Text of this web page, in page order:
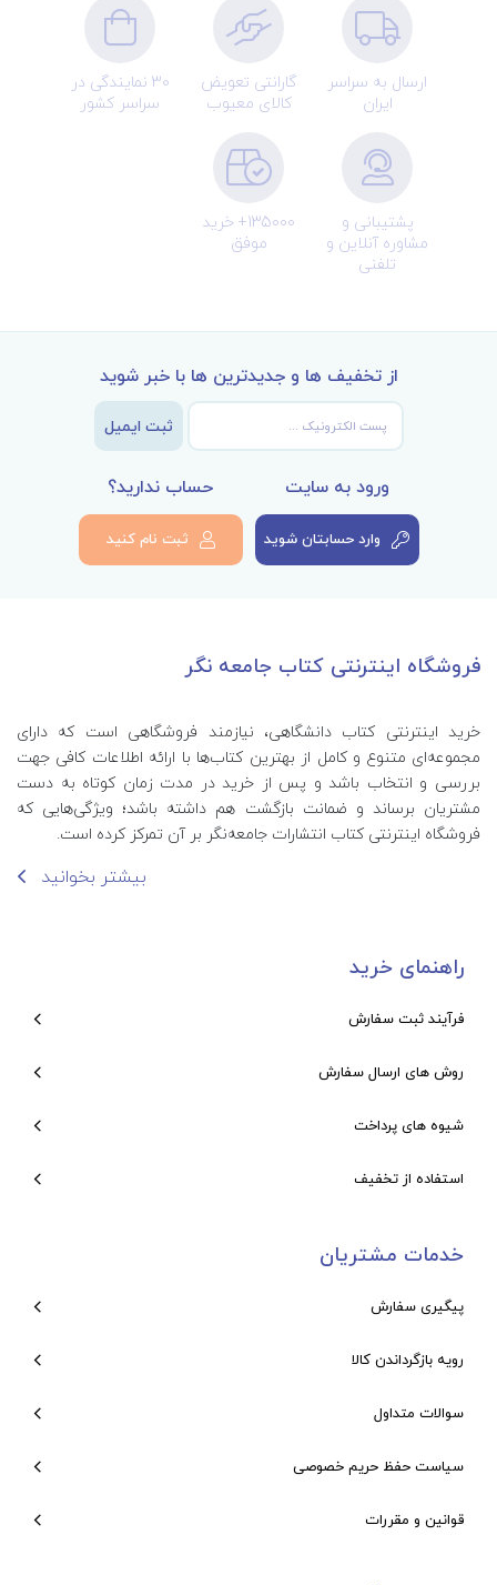
ارسال به سراسر
ایران
گارانتی تعویض
کالای معیوب
30 نمایندگی در
سراسر کشور
پشتیبانی و
مشاوره آنلاین و
تلفنی
135000+ خرید
موفق
از تخفیف ها و جدیدترین ها با خبر شوید
ثبت ایمیل
ورود به سایت
وارد حسابتان شوید
حساب ندارید؟
ثبت نام کنید
فروشگاه اینترنتی کتاب جامعه نگر
خرید اینترنتی کتاب‌ دانشگاهی، نیازمند فروشگاهی است که دارای
مجموعه‌ای متنوع و کامل از بهترین کتاب‌ها با ارائه اطلاعات کافی جهت
بررسی و انتخاب باشد و پس از خرید در مدت زمان کوتاه به دست
مشتریان برساند و ضمانت بازگشت هم داشته باشد؛ ویژگی‌هایی که
فروشگاه اینترنتی کتاب انتشارات جامعه‌نگر بر آن تمرکز کرده است.
بیشتر بخوانید
راهنمای خرید
فرآیند ثبت سفارش
روش های ارسال سفارش
شیوه های پرداخت
استفاده از تخفیف
خدمات مشتریان
پیگیری سفارش
رویه بازگرداندن کالا
سوالات متداول
سیاست حفظ حریم خصوصی
قوانین و مقررات